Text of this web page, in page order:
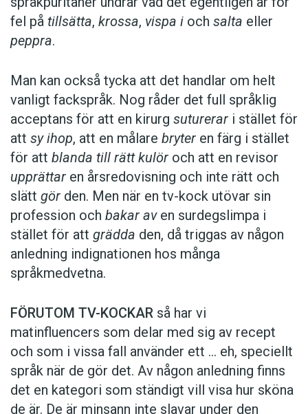
fel på tillsätta, krossa, vispa i och salta eller
peppra.
Man kan också tycka att det handlar om helt
vanligt fackspråk. Nog råder det full språklig
acceptans för att en kirurg suturerar i stället för
att sy ihop, att en målare bryter en färg i stället
för att blanda till rätt kulör och att en revisor
upprättar en årsredovisning och inte rätt och
slätt gör den. Men när en tv-kock utövar sin
profession och bakar aven surdegslimpa i
stället för att grädda den, då triggas av någon
anledning indignationen hos många
språkmedvetna.
FÖRUTOM TV-KOCKAR så har vi
matinfluencers som delar med sig av recept
och som i vissa fall ­använder ett … eh, speciellt
språk när de gör det. Av någon anledning finns
det en kategori som ständigt vill visa hur sköna
de är. De är minsann inte slavar under den